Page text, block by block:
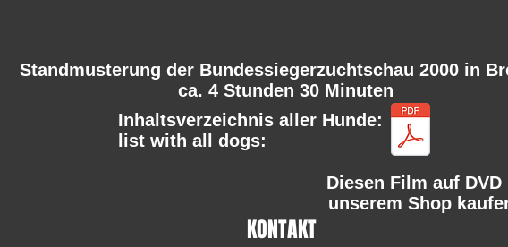
Standmusterung der Bundessiegerzuchtschau 2000 in
ca. 4 Stunden 30 Minuten
Inhaltsverzeichnis aller Hunde:
list with all dogs:
Diesen Film auf DVD
unserem Shop
KONTAKT